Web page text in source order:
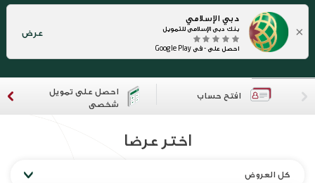
×
دبي الإسلامي
بنك دبي الإسلامي للتمويل
احصل على - في Google Play
عرض
افتح حساب
احصل على تمويل
شخصي
اختر عرضا
كل العروض